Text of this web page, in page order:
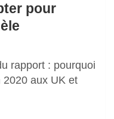
pour
rapport : pourquoi
2020 aux UK et